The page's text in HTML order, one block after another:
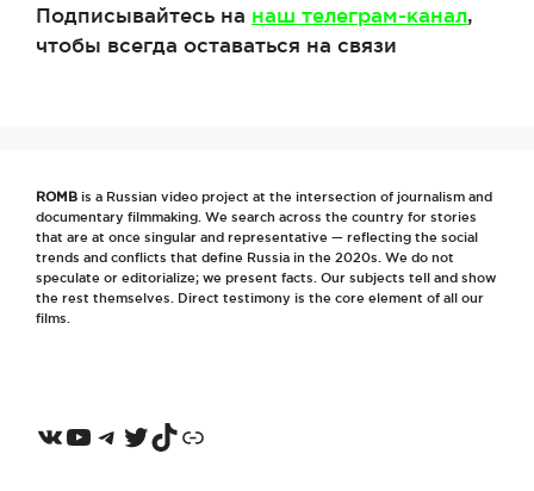
Подписывайтесь на наш телеграм-канал,
чтобы всегда оставаться на связи
ROMB is a Russian video project at the intersection of journalism and
documentary filmmaking. We search across the country for stories
that are at once singular and representative — reflecting the social
trends and conflicts that define Russia in the 2020s. We do not
speculate or editorialize; we present facts. Our subjects tell and show
the rest themselves. Direct testimony is the core element of all our
films.
VKontakte
YouTube
Telegram
Twitter
TikTok
Odnoklassniki